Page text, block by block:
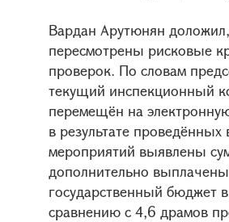
Вардан Арутюнян
пересмотрены рисковые
проверок. По словам
текущий инспекционный
перемещён на
в результате
мероприятий выявлены
дополнительно
государственный бюджет
сравнению с 4,6 драмов